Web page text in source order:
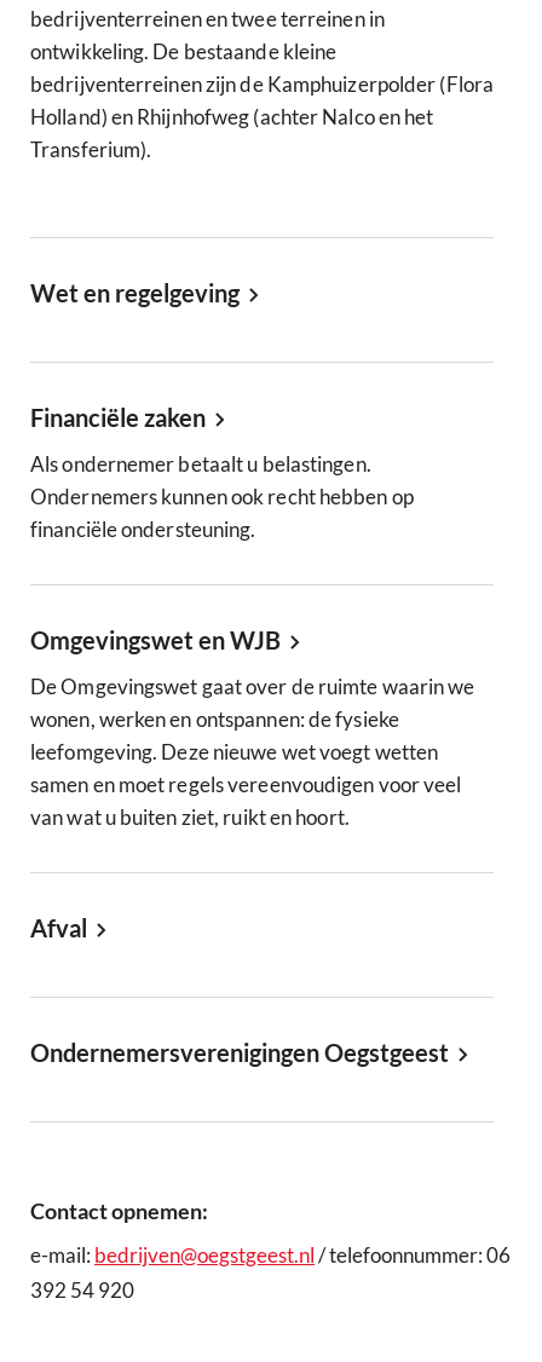
bedrijventerreinen en twee terreinen in
ontwikkeling. De bestaande kleine
bedrijventerreinen zijn de Kamphuizerpolder (Flora
Holland) en Rhijnhofweg (achter Nalco en het
Transferium).
Wet en regelgeving
Financiële zaken
Als ondernemer betaalt u belastingen.
Ondernemers kunnen ook recht hebben op
financiële ondersteuning.
Omgevingswet en WJB
De Omgevingswet gaat over de ruimte waarin we
wonen, werken en ontspannen: de fysieke
leefomgeving. Deze nieuwe wet voegt wetten
samen en moet regels vereenvoudigen voor veel
van wat u buiten ziet, ruikt en hoort.
Afval
Ondernemersverenigingen Oegstgeest
Contact opnemen:
e-mail: bedrijven@oegstgeest.nl/ telefoonnummer: 06
392 54 920